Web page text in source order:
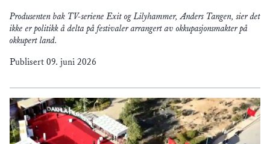
Produsenten bak TV-seriene Exit og Lilyhammer, Anders Tangen, sier det
ikke er politikk å delta på festivaler arrangert av okkupasjonsmakter på
okkupert land.
Publisert 09. juni 2026